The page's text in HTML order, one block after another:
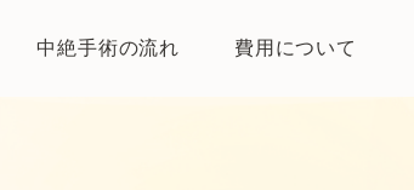
中絶手術の流れ 費用について